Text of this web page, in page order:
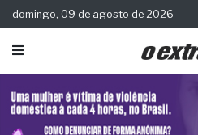
domingo, 09 de agosto de 2026